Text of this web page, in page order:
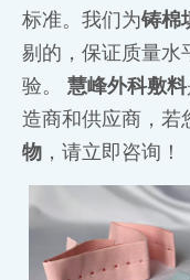
标准。我们为铸棉
剔的，保证质量水
验。 慧峰外科敷料
造商和供应商，若
物 ，请立即咨询！